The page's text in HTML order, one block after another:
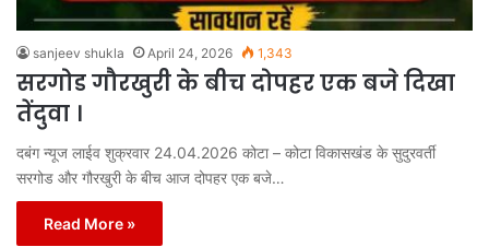
sanjeev shukla April 24, 2026 1,343
सरगोड गौरखुरी के बीच दोपहर एक बजे दिखा
तेंदुवा ।
दबंग न्यूज लाईव शुक्रवार 24.04.2026 कोटा – कोटा विकासखंड के सुदुरवर्ती
सरगोड और गौरखुरी के बीच आज दोपहर एक बजे…
Read More »